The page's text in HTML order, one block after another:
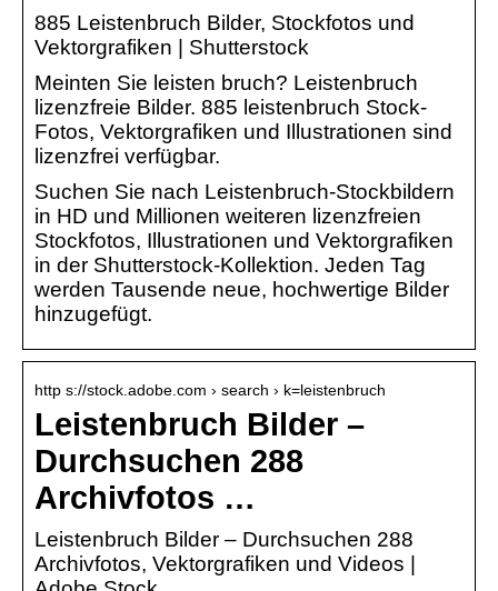
885 Leistenbruch Bilder, Stockfotos und
Vektorgrafiken | Shutterstock
Meinten Sie leisten bruch? Leistenbruch
lizenzfreie Bilder. 885 leistenbruch Stock-
Fotos, Vektorgrafiken und Illustrationen sind
lizenzfrei verfügbar.
Suchen Sie nach Leistenbruch-Stockbildern
in HD und Millionen weiteren lizenzfreien
Stockfotos, Illustrationen und Vektorgrafiken
in der Shutterstock-Kollektion. Jeden Tag
werden Tausende neue, hochwertige Bilder
hinzugefügt.
http s://stock.adobe.com › search › k=leistenbruch
Leistenbruch Bilder –
Durchsuchen 288
Archivfotos …
Leistenbruch Bilder – Durchsuchen 288
Archivfotos, Vektorgrafiken und Videos |